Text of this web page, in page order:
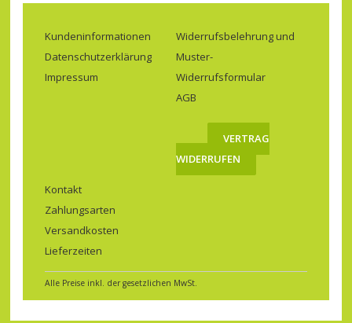
Kundeninformationen
Datenschutzerklärung
Impressum
Widerrufsbelehrung und
Muster-
Widerrufsformular
AGB
VERTRAG
WIDERRUFEN
Kontakt
Zahlungsarten
Versandkosten
Lieferzeiten
Alle Preise inkl. der gesetzlichen MwSt.